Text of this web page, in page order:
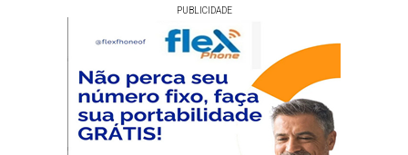
PUBLICIDADE